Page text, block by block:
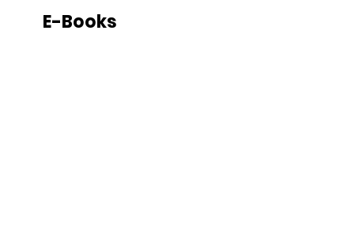
E-Books